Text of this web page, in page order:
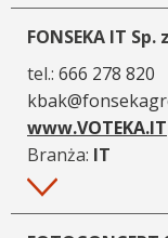
FONSEKA IT Sp.
tel.: 666 278 820
www.VOTEKA.IT
Branża: IT
Więcej